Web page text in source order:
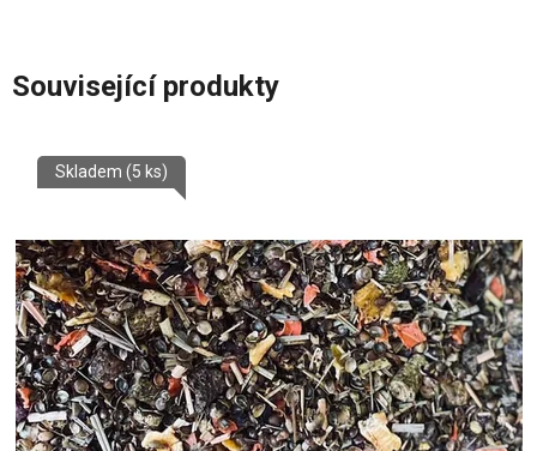
Související produkty
Skladem (5 ks)